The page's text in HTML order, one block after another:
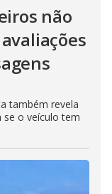
não
também revela
se o veículo tem